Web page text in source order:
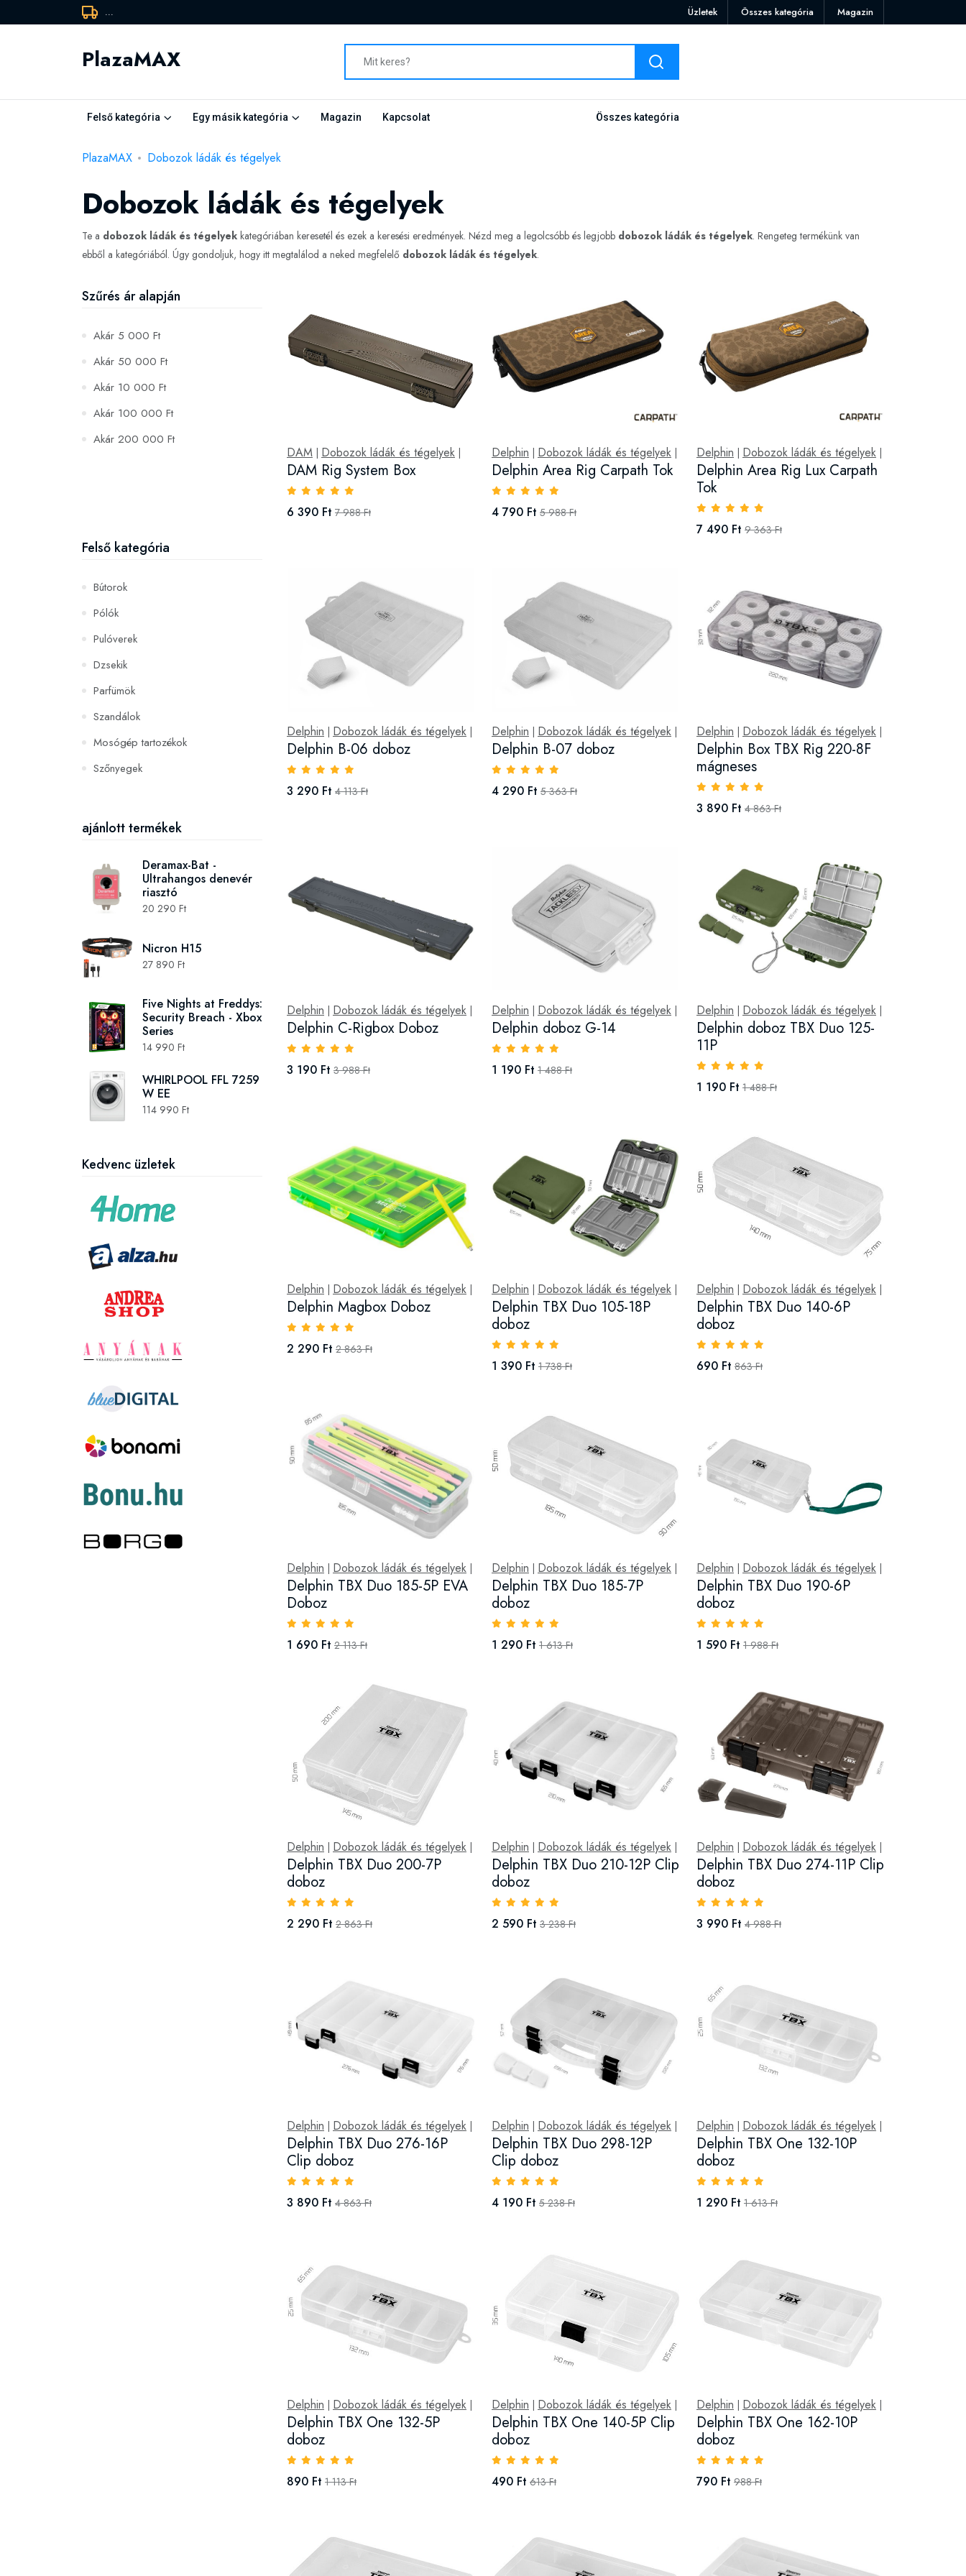
... Üzletek Összes kategória Magazin
PlazaMAX
Felső kategória Egy másik kategória Magazin Kapcsolat Összes kategória
PlazaMAX Dobozok ládák és tégelyek
Dobozok ládák és tégelyek
Te a dobozok ládák és tégelyek kategóriában keresetél és ezek a keresési eredmények. Nézd meg a legolcsóbb és legjobb dobozok ládák és tégelyek. Rengeteg termékünk van
ebből a kategóriából. Úgy gondoljuk, hogy itt megtalálod a neked megfelelő dobozok ládák és tégelyek.
Szűrés ár alapján
Akár 5 000 Ft
Akár 50 000 Ft
Akár 10 000 Ft
Akár 100 000 Ft
Akár 200 000 Ft
Felső kategória
Bútorok
Pólók
Pulóverek
Dzsekik
Parfümök
Szandálok
Mosógép tartozékok
Szőnyegek
Szerszámok és gépek
ajánlott termékek
Deramax-Bat -
Ultrahangos denevér
riasztó
20 290 Ft
Nicron H15
27 890 Ft
Five Nights at Freddys:
Security Breach - Xbox
Series
14 990 Ft
WHIRLPOOL FFL 7259
W EE
114 990 Ft
Kedvenc üzletek
DAM Dobozok ládák és tégelyek
DAM Rig System Box
6 390 Ft 7 988 Ft
Delphin Dobozok ládák és tégelyek|
Delphin Area Rig Carpath Tok
4 790 Ft 5 988 Ft
Delphin Dobozok ládák és tégelyek|
Delphin Area Rig Lux Carpath
Tok
7 490 Ft 9 363 Ft
Delphin Dobozok ládák és tégelyek
Delphin B-06 doboz
3 290 Ft 4 113 Ft
Delphin Dobozok ládák és tégelyek|
Delphin B-07 doboz
4 290 Ft 5 363 Ft
Delphin Dobozok ládák és tégelyek|
Delphin Box TBX Rig 220-8F
mágneses
3 890 Ft 4 863 Ft
Delphin Dobozok ládák és tégelyek
Delphin C-Rigbox Doboz
3 190 Ft 3 988 Ft
Delphin Dobozok ládák és tégelyek|
Delphin doboz G-14
1 190 Ft 1 488 Ft
Delphin Dobozok ládák és tégelyek|
Delphin doboz TBX Duo 125-
11P
1 190 Ft 1 488 Ft
Delphin Dobozok ládák és tégelyek
Delphin Magbox Doboz
2 290 Ft 2 863 Ft
Delphin Dobozok ládák és tégelyek|
Delphin TBX Duo 105-18P
doboz
1 390 Ft 1 738 Ft
Delphin Dobozok ládák és tégelyek|
Delphin TBX Duo 140-6P
doboz
690 Ft 863 Ft
Delphin Dobozok ládák és tégelyek
Delphin TBX Duo 185-5P EVA
Doboz
1 690 Ft 2 113 Ft
Delphin Dobozok ládák és tégelyek|
Delphin TBX Duo 185-7P
doboz
1 290 Ft 1 613 Ft
Delphin Dobozok ládák és tégelyek|
Delphin TBX Duo 190-6P
doboz
1 590 Ft 1 988 Ft
Delphin Dobozok ládák és tégelyek
Delphin TBX Duo 200-7P
doboz
2 290 Ft 2 863 Ft
Delphin Dobozok ládák és tégelyek|
Delphin TBX Duo 210-12P Clip
doboz
2 590 Ft 3 238 Ft
Delphin Dobozok ládák és tégelyek|
Delphin TBX Duo 274-11P Clip
doboz
3 990 Ft 4 988 Ft
Delphin Dobozok ládák és tégelyek
Delphin TBX Duo 276-16P
Clip doboz
3 890 Ft 4 863 Ft
Delphin Dobozok ládák és tégelyek|
Delphin TBX Duo 298-12P
Clip doboz
4 190 Ft 5 238 Ft
Delphin Dobozok ládák és tégelyek|
Delphin TBX One 132-10P
doboz
1 290 Ft 1 613 Ft
Delphin Dobozok ládák és tégelyek
Delphin TBX One 132-5P
doboz
890 Ft 1 113 Ft
Delphin Dobozok ládák és tégelyek|
Delphin TBX One 140-5P Clip
doboz
490 Ft 613 Ft
Delphin Dobozok ládák és tégelyek|
Delphin TBX One 162-10P
doboz
790 Ft 988 Ft